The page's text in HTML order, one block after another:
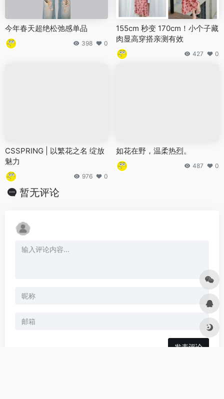
今年春天超绝松弛感单品
398 0
155cm 秒变 170cm！小个子藏
肉显高穿搭亲测有效
427 0
CSSPRING | 以繁花之名 绽放
魅力
976 0
如花在野，温柔热烈。
487 0
暂无评论
发表评论